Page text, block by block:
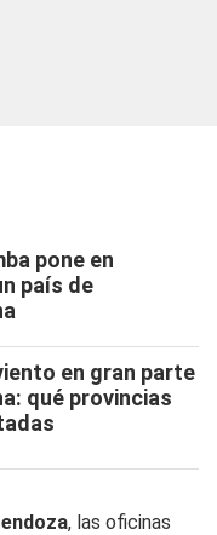
pone en
país de
en gran parte
qué provincias
, las oficinas